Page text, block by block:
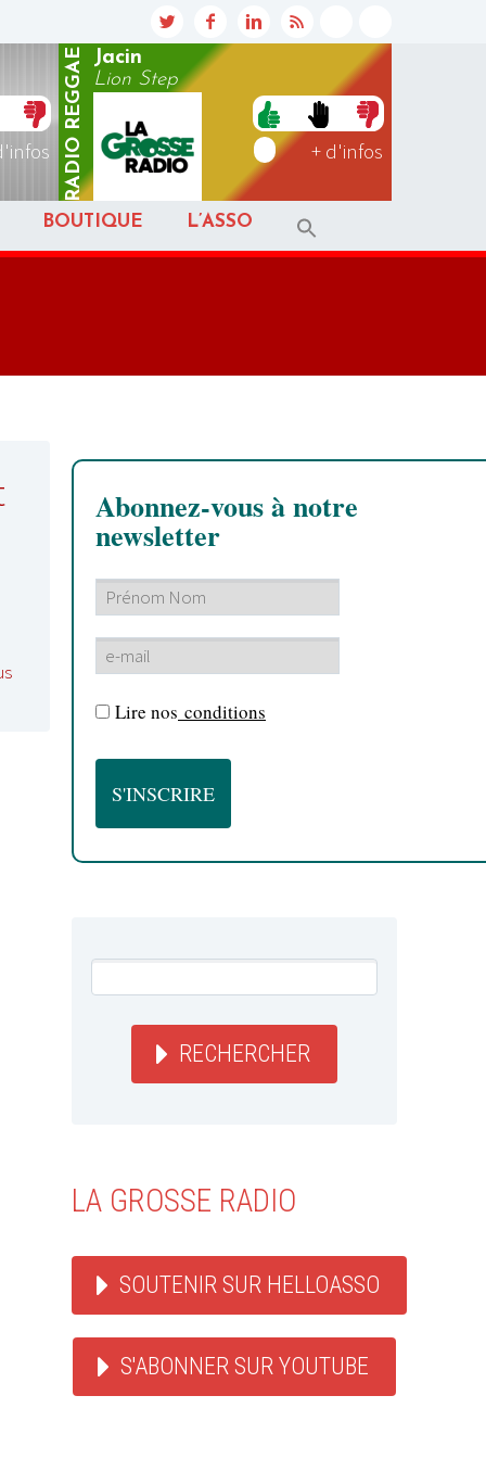
RADIO
REGGAE
Jacin
Lion Step
+ d'infos
BOUTIQUE L’ASSO
Abonnez-vous à notre
newsletter
Lire nos conditions
RECHERCHER
LA GROSSE RADIO
SOUTENIR SUR HELLOASSO
S'ABONNER SUR YOUTUBE